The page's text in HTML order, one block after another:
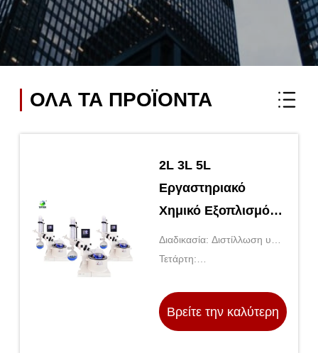
ΟΛΑ ΤΑ ΠΡΟΪΌΝΤΑ
2L 3L 5L
Εργαστηριακό
Χημικό Εξοπλισμό
Εξατμισμού
Ροτάριου Vakuum
for Lab
Διαδικασία: Διστίλλωση υπό
κενό, περιστροφική, άλλη
Τετάρτη:
Βρείτε την καλύτερη